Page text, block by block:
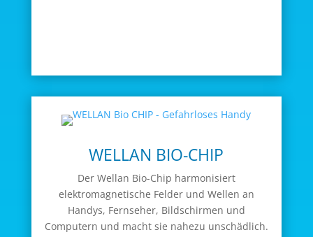
WELLAN BIO-CHIP
Der Wellan Bio-Chip harmonisiert
elektromagnetische Felder und Wellen an
Handys, Fernseher, Bildschirmen und
Computern und macht sie nahezu unschädlich.